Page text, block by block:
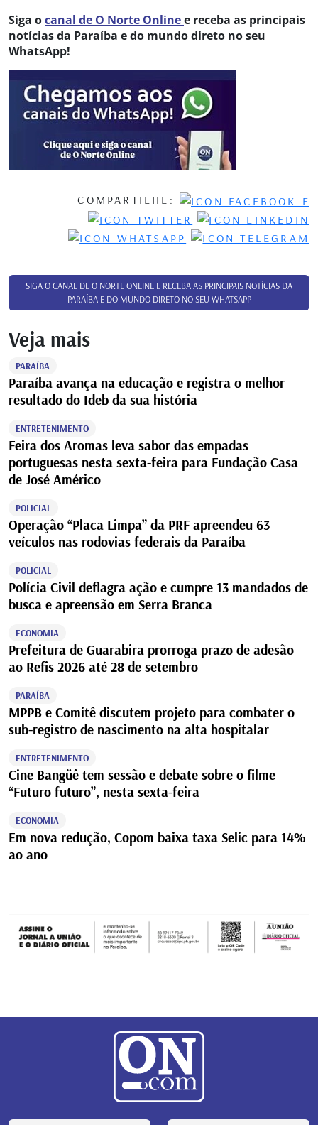
Siga ocanal de O Norte Onlinee receba as principais
notícias da Paraíba e do mundo direto no seu
WhatsApp!
COMPARTILHE:
SIGA O CANAL DE O NORTE ONLINE E RECEBA AS PRINCIPAIS NOTÍCIAS DA
PARAÍBA E DO MUNDO DIRETO NO SEU WHATSAPP
Veja mais
PARAÍBA
Paraíba avança na educação e registra o melhor
resultado do Ideb da sua história
ENTRETENIMENTO
Feira dos Aromas leva sabor das empadas
portuguesas nesta sexta-feira para Fundação Casa
de José Américo
POLICIAL
Operação “Placa Limpa” da PRF apreendeu 63
veículos nas rodovias federais da Paraíba
POLICIAL
Polícia Civil deflagra ação e cumpre 13 mandados de
busca e apreensão em Serra Branca
ECONOMIA
Prefeitura de Guarabira prorroga prazo de adesão
ao Refis 2026 até 28 de setembro
PARAÍBA
MPPB e Comitê discutem projeto para combater o
sub-registro de nascimento na alta hospitalar
ENTRETENIMENTO
Cine Bangüê tem sessão e debate sobre o filme
“Futuro futuro”, nesta sexta-feira
ECONOMIA
Em nova redução, Copom baixa taxa Selic para 14%
ao ano